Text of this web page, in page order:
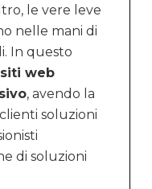
le vere leve
nelle mani di
In questo
web
, avendo la
soluzioni
di soluzioni